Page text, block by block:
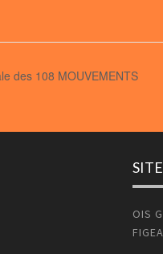
des 108 MOUVEMENTS
OIS